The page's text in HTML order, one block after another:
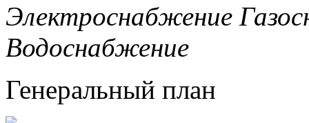
Электроснабжение
Водоснабжение
Генеральный план